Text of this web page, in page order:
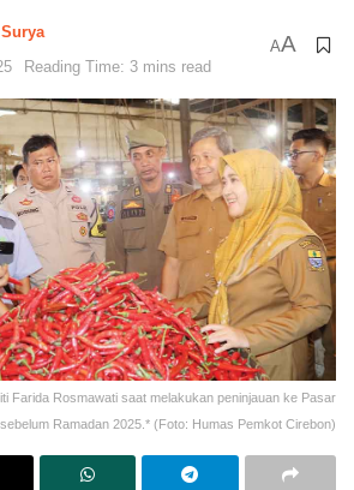
Reading Time: 3 mins read
AA
Farida Rosmawati saat melakukan peninjauan ke Pasar
Ramadan 2025.* (Foto: Humas Pemkot Cirebon)